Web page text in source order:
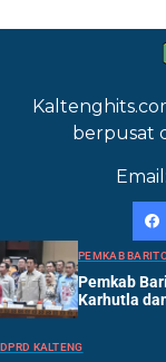
berpusat
PEMKAB
Pemkab
Karhutla
DPRD KALTENG